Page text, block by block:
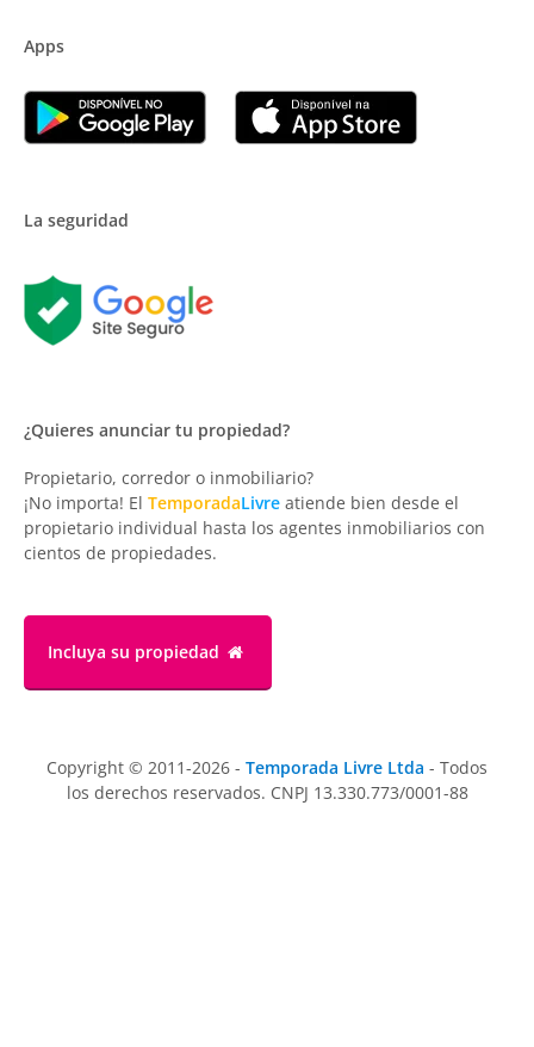
Apps
La seguridad
¿Quieres anunciar tu propiedad?
Propietario, corredor o inmobiliario?
¡No importa! El TemporadaLivre atiende bien desde el
propietario individual hasta los agentes inmobiliarios con
cientos de propiedades.
Incluya su propiedad
Copyright © 2011-2026 - Temporada Livre Ltda - Todos
los derechos reservados. CNPJ 13.330.773/0001-88